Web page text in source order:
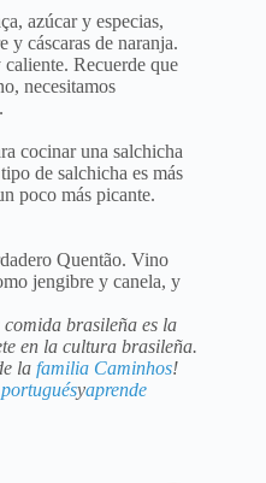
azúcar y especias,
y cáscaras de naranja.
Recuerde que
necesitamos
cocinar una salchicha
de salchicha es más
poco más picante.
Quentão. Vino
jengibre y canela, y
brasileña es la
en la cultura brasileña.
la familia Caminhos!
yaprende